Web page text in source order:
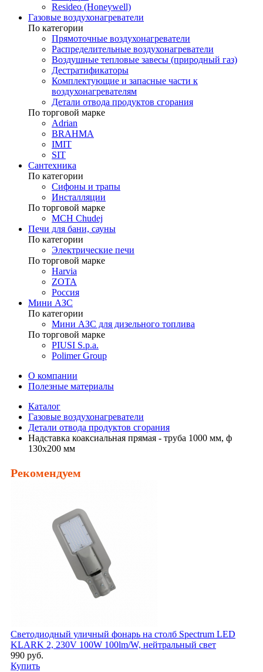
Resideo (Honeywell)
Газовые воздухонагреватели
По категории
Прямоточные воздухонагреватели
Распределительные воздухонагреватели
Воздушные тепловые завесы (природный газ)
Дестратификаторы
Комплектующие и запасные части к
воздухонагревателям
Детали отвода продуктов сгорания
По торговой марке
Adrian
BRAHMA
IMIT
SIT
Сантехника
По категории
Сифоны и трапы
Инсталляции
По торговой марке
MCH Chudej
Печи для бани, сауны
По категории
Электрические печи
По торговой марке
Harvia
ZOTA
Россия
Мини АЗС
По категории
Мини АЗС для дизельного топлива
По торговой марке
PIUSI S.p.a.
Polimer Group
О компании
Полезные материалы
Каталог
Газовые воздухонагреватели
Детали отвода продуктов сгорания
Надставка коаксиальная прямая - труба 1000 мм, ф
130х200 мм
Рекомендуем
Светодиодный уличный фонарь на столб Spectrum LED
KLARK 2, 230V 100W 100lm/W, нейтральный свет
990 руб.
Купить